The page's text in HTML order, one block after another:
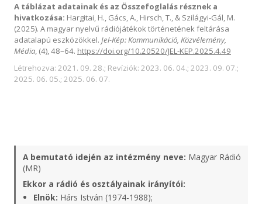
A táblázat adatainak és az Összefoglalás résznek a
hivatkozása: Hargitai, H., Gács, A., Hirsch, T., & Szilágyi-Gál, M.
(2025). A magyar nyelvű rádiójátékok történetének feltárása
adatalapú eszközökkel. Jel-Kép: Kommunikáció, Közvélemény,
Média, (4), 48–64. https://doi.org/10.20520/JEL-KEP.2025.4.49
Létrehozva: 2021. 09. 28.; Revíziók: 2023. 06. 04.; 2023. 09. 07.;
2025. 06. 05.; 2025. 06. 07.
A bemutató idején az intézmény neve: Magyar Rádió
(MR)
Ekkor a rádió és osztályainak irányítói:
Elnök: Hárs István (1974-1988);